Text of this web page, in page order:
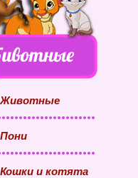
Животные
Пони
Кошки и котята